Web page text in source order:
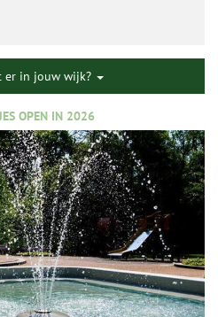
er in jouw wijk?
OPEN IN 2026